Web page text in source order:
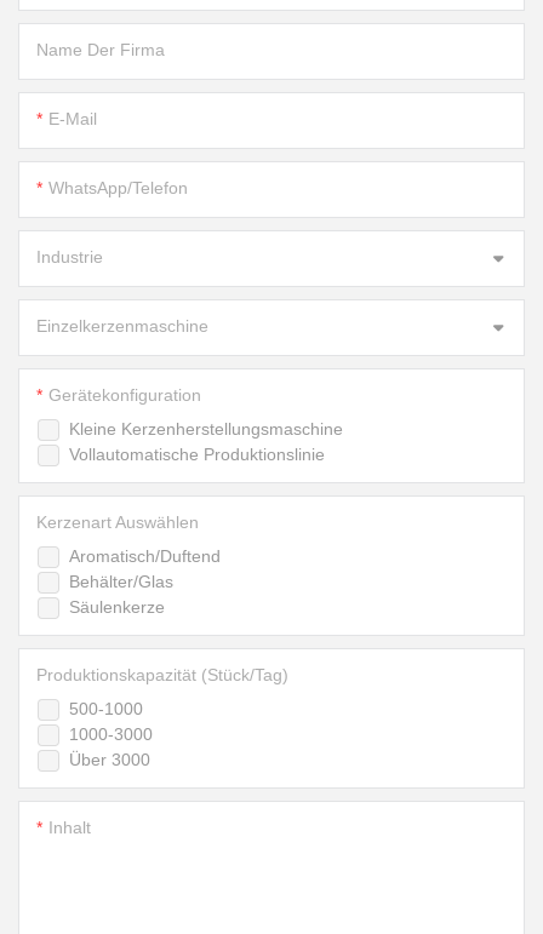
Name Der Firma
E-Mail
WhatsApp/Telefon
Industrie
Einzelkerzenmaschine
Kleine Kerzenherstellungsmaschine
Vollautomatische Produktionslinie
Gerätekonfiguration
Aromatisch/Duftend
Behälter/Glas
Säulenkerze
Kerzenart Auswählen
500-1000
1000-3000
Über 3000
Produktionskapazität (Stück/Tag)
Inhalt